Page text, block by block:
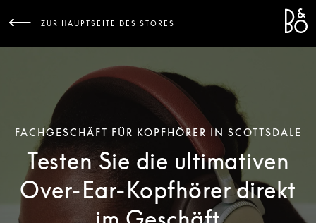
ZUR HAUPTSEITE DES STORES
FACHGESCHÄFT FÜR KOPFHÖRER IN SCOTTSDALE
Testen Sie die ultimativen
Over-Ear-Kopfhörer direkt